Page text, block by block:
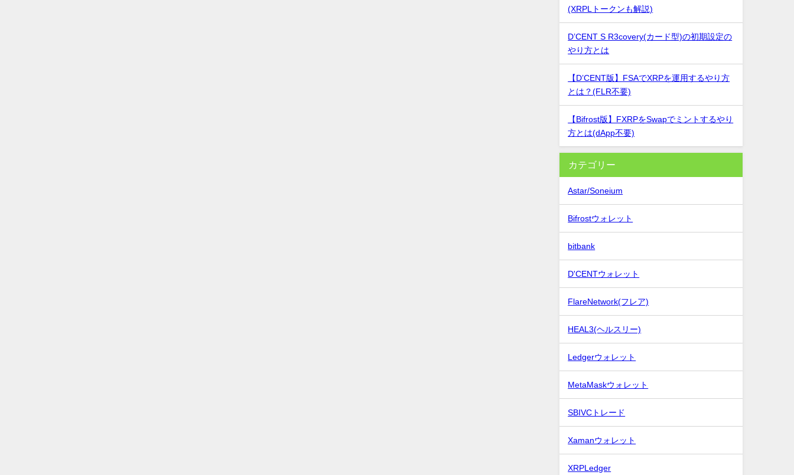
(XRPLトークンも解説)
D’CENT S R3covery(カード型)の初期設定の
やり方とは
【D’CENT版】FSAでXRPを運用するやり方
とは？(FLR不要)
【Bifrost版】FXRPをSwapでミントするやり
方とは(dApp不要)
カテゴリー
Astar/Soneium
Bifrostウォレット
bitbank
D'CENTウォレット
FlareNetwork(フレア)
HEAL3(ヘルスリー)
Ledgerウォレット
MetaMaskウォレット
SBIVCトレード
Xamanウォレット
XRPLedger